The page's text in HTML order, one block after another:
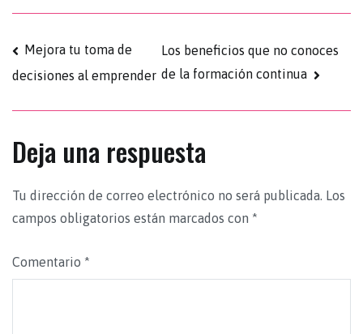
Mejora tu toma de
decisiones al emprender
Los beneficios que no conoces
de la formación continua
Deja una respuesta
Tu dirección de correo electrónico no será publicada. Los
campos obligatorios están marcados con *
Comentario *